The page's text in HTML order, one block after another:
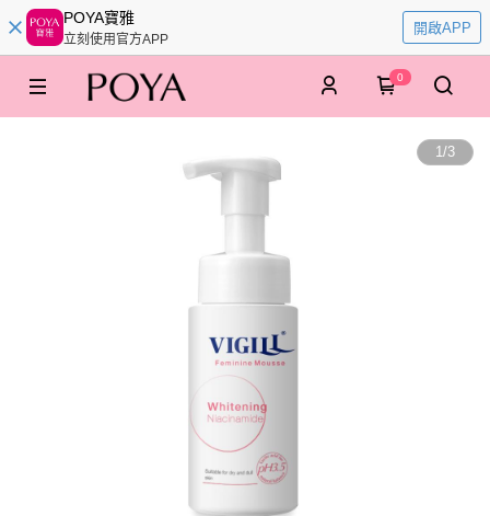
POYA寶雅
立刻使用官方APP
開啟APP
0
1/3